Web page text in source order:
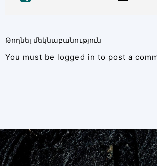
Թողնել մեկնաբանություն
You must be logged in to post a